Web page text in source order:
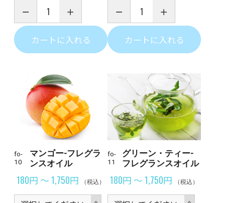
カートに入れる カートに入れる
fo-
10
マンゴー-フレグラ
ンスオイル
180円 ～ 1,750円 （税込）
fo-
11
グリーン・ティー-
フレグランスオイル
180円 ～ 1,750円 （税込）